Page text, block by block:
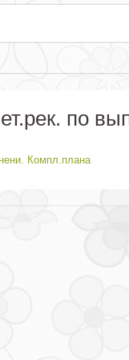
по
Компл.плана